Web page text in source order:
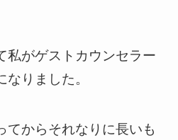
私がゲストカウンセラー
りました。
てからそれなりに長いも